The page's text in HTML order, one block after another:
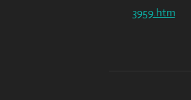
3959.htm